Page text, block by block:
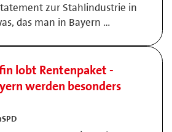
zur Stahlindustrie in
das man in Bayern …
lobt Rentenpaket -
werden besonders